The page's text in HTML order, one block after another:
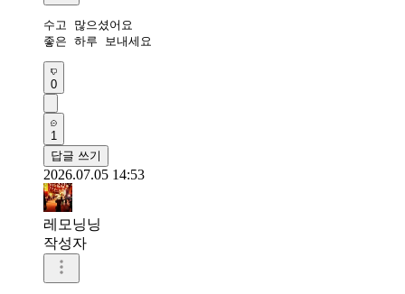
수고 많으셨어요
좋은 하루 보내세요
0
1
답글 쓰기
2026.07.05 14:53
레모닝닝
작성자